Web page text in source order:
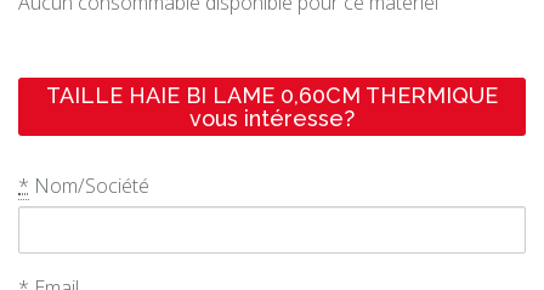
TAILLE HAIE BI LAME 0,60CM THERMIQUE
vous intéresse?
* Nom/Société